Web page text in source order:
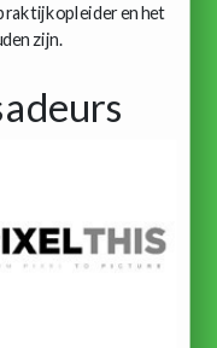
en het
zijn.